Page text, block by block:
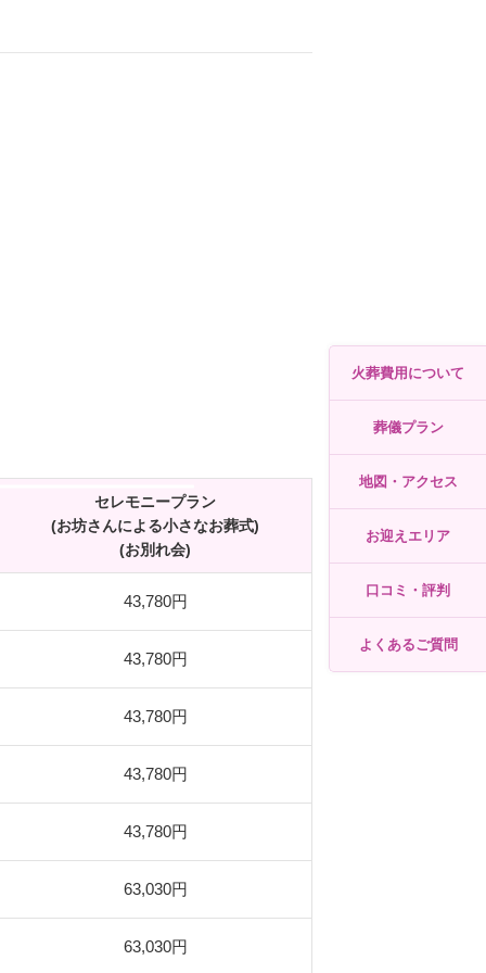
火葬費用について
葬儀プラン
地図・アクセス
お迎えエリア
口コミ・評判
よくあるご質問
セレモニープラン
(お坊さんによる小さなお葬式)
(お別れ会)
43,780円
43,780円
43,780円
43,780円
43,780円
63,030円
63,030円